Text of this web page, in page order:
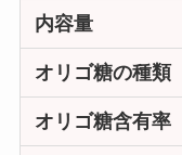
内容量
オリゴ糖の種類
オリゴ糖含有率